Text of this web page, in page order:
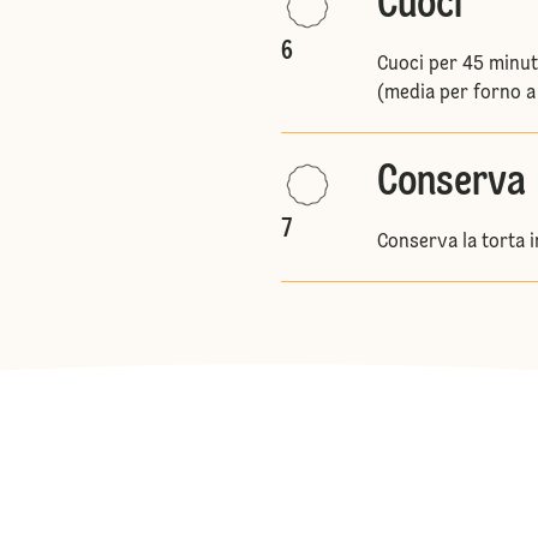
6
Cuoci per 45
(media per forno
7
Conserva
Conserva la torta